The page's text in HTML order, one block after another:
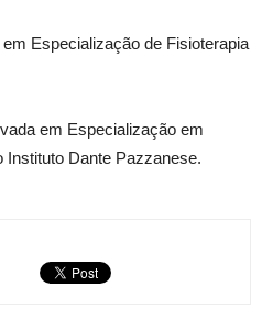
Especialização de Fisioterapia
em Especialização em
Instituto Dante Pazzanese.